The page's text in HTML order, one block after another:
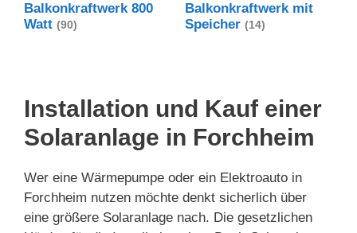
Balkonkraftwerk 800
Watt (90)
Balkonkraftwerk mit
Speicher (14)
Installation und Kauf einer
Solaranlage in Forchheim
Wer eine Wärmepumpe oder ein Elektroauto in
Forchheim nutzen möchte denkt sicherlich über
eine größere Solaranlage nach. Die gesetzlichen